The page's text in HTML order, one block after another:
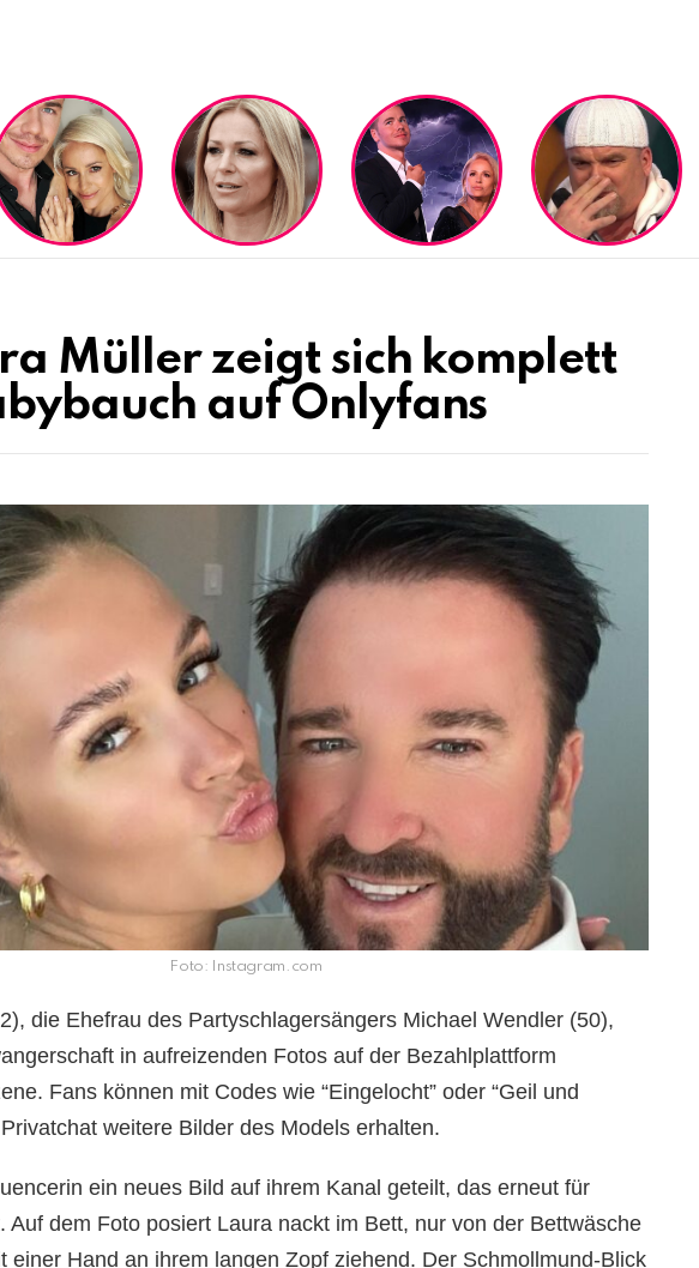
Müller zeigt sich komplett
auf Onlyfans
Foto: Instagram.com
die Ehefrau des Partyschlagersängers Michael Wendler (50),
in aufreizenden Fotos auf der Bezahlplattform
Fans können mit Codes wie “Eingelocht” oder “Geil und
weitere Bilder des Models erhalten.
ein neues Bild auf ihrem Kanal geteilt, das erneut für
Auf dem Foto posiert Laura nackt im Bett, nur von der Bettwäsche
einer Hand an ihrem langen Zopf ziehend. Der Schmollmund-Blick